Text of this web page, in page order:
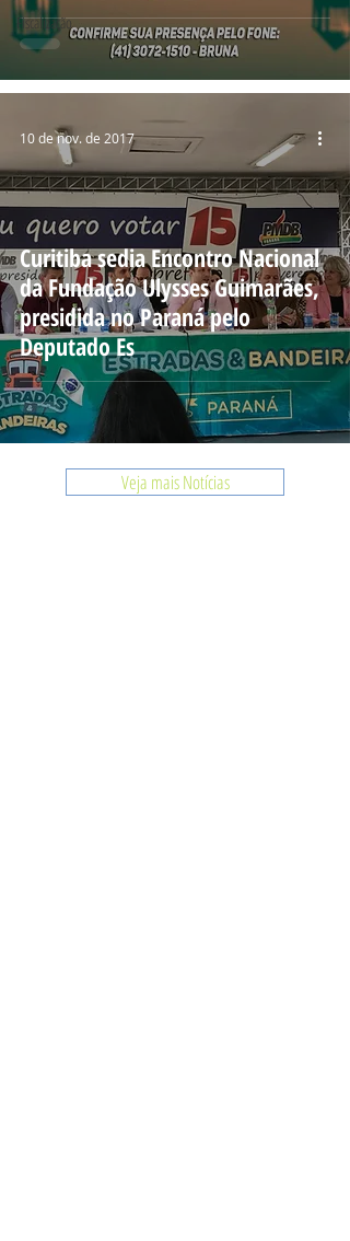
Fiscalização
Curitiba sedia Encontro Nacional
da Fundação Ulysses Guimarães,
presidida no Paraná pelo
Deputado Es
10 de nov. de 2017
Veja mais Notícias